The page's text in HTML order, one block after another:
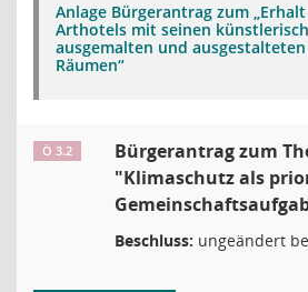
Anlage Bürgerantrag zum
Arthotels mit seinen künstlerisch
ausgemalten und ausgestalteten
Räumen“
Ö 3.2
Bürgerantrag zum
"Klimaschutz als
Beschluss: ungeändert